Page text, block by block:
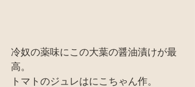
冷奴の薬味にこの大葉の醤油漬けが最
高。
トマトのジュレはにこちゃん作。